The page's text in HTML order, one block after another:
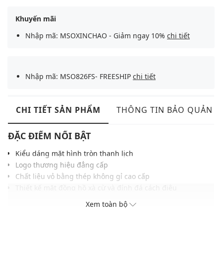
Khuyến mãi
Nhập mã: MSOXINCHAO - Giảm ngay 10% chi tiết
Nhập mã: MSO826FS- FREESHIP chi tiết
CHI TIẾT SẢN PHẨM THÔNG TIN BẢO QUẢN
ĐẶC ĐIỂM NỔI BẬT
Kiểu dáng mặt hình tròn thanh lịch
Logo thương hiệu đẳng cấp
Chất liệu vỏ bằng thép không gỉ cao cấp
Khả năng chống nước ở độ sâu 30m
Xem toàn bộ